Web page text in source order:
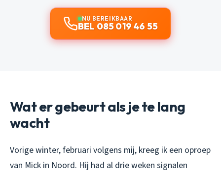
NU BEREIKBAAR
BEL 085 019 46 55
Wat er gebeurt als je te lang
wacht
Vorige winter, februari volgens mij, kreeg ik een oproep
van Mick in Noord. Hij had al drie weken signalen